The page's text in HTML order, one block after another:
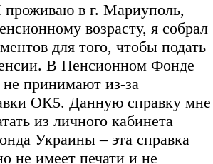
в г. Мариуполь,
возрасту, я собрал
для того, чтобы подать
В Пенсионном Фонде
принимают из-за
ОК5. Данную справку мне
из личного кабинета
Украины – эта справка
не имеет печати и не